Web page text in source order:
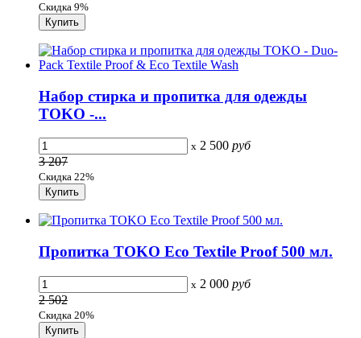
Скидка 9%
Набор стирка и пропитка для одежды
TOKO -...
x 2 500 руб
3 207
Скидка 22%
Пропитка TOKO Eco Textile Proof 500 мл.
x 2 000 руб
2 502
Скидка 20%